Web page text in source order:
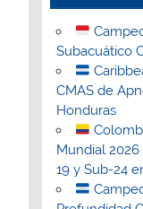
Subacuático
CMAS de
Honduras
Mundial
19 y Sub-24